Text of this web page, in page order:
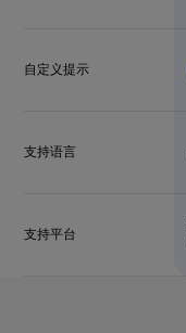
自定义提示
支持语言
支持平台